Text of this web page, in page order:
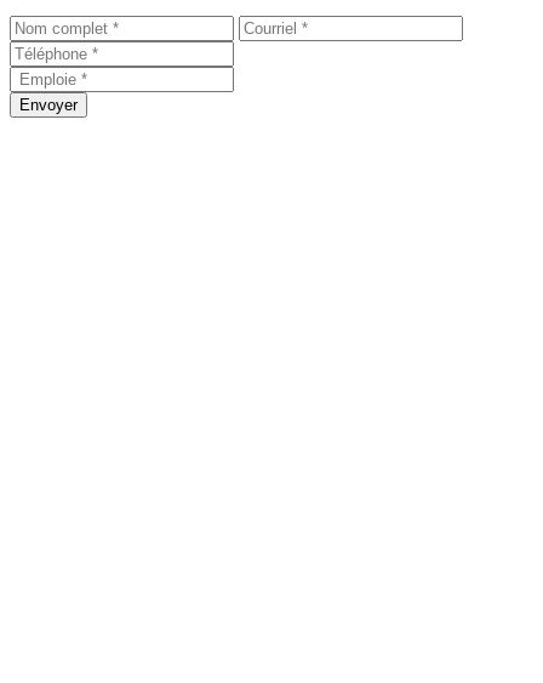
Envoyer